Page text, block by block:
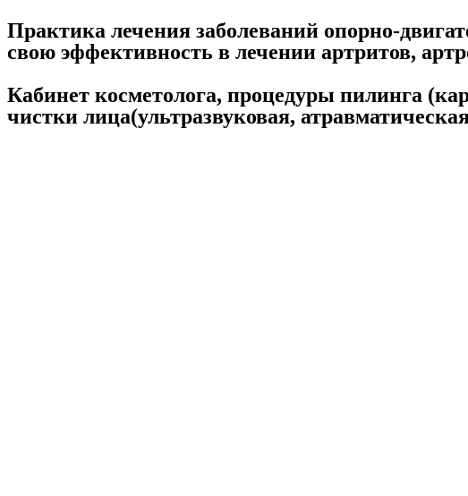
Практика лечения заболеваний опорно-
свою эффективность в лечении артритов,
Кабинет косметолога, процедуры пилинга
чистки лица(ультразвуковая,